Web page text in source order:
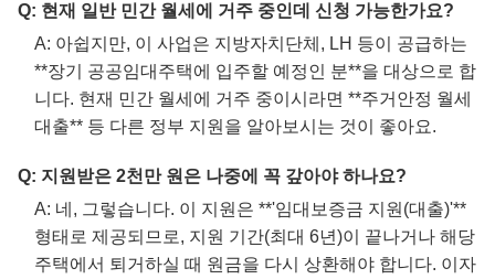
Q: 현재 일반 민간 월세에 거주 중인데 신청 가능한가요?
A: 아쉽지만, 이 사업은 지방자치단체, LH 등이 공급하는
**장기 공공임대주택에 입주할 예정인 분**을 대상으로 합
니다. 현재 민간 월세에 거주 중이시라면 **주거안정 월세
대출** 등 다른 정부 지원을 알아보시는 것이 좋아요.
Q: 지원받은 2천만 원은 나중에 꼭 갚아야 하나요?
A: 네, 그렇습니다. 이 지원은 **'임대보증금 지원(대출)'**
형태로 제공되므로, 지원 기간(최대 6년)이 끝나거나 해당
주택에서 퇴거하실 때 원금을 다시 상환해야 합니다. 이자